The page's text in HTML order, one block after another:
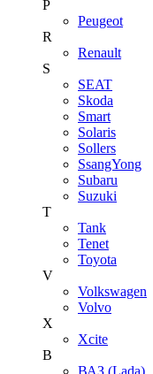
P
Peugeot
R
Renault
S
SEAT
Skoda
Smart
Solaris
Sollers
SsangYong
Subaru
Suzuki
T
Tank
Tenet
Toyota
V
Volkswagen
Volvo
X
Xcite
В
ВАЗ (Lada)